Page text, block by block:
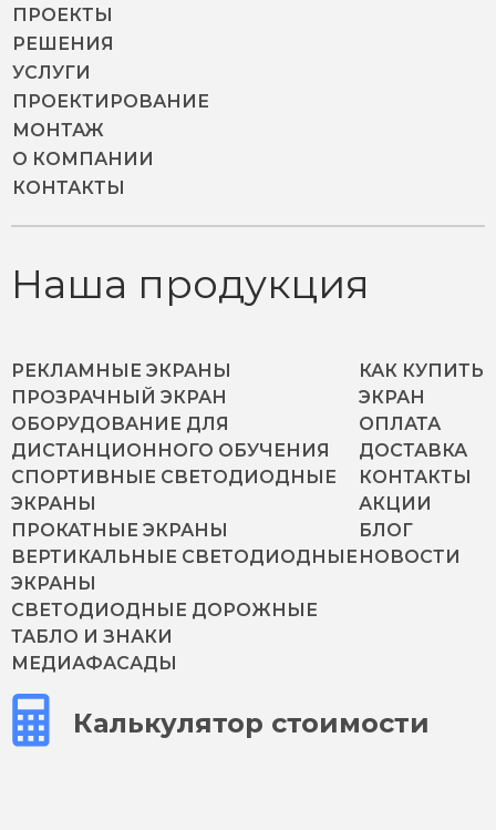
ПРОЕКТЫ
РЕШЕНИЯ
УСЛУГИ
ПРОЕКТИРОВАНИЕ
МОНТАЖ
О КОМПАНИИ
КОНТАКТЫ
Наша продукция
РЕКЛАМНЫЕ ЭКРАНЫ
ПРОЗРАЧНЫЙ ЭКРАН
ОБОРУДОВАНИЕ ДЛЯ
ДИСТАНЦИОННОГО ОБУЧЕНИЯ
СПОРТИВНЫЕ СВЕТОДИОДНЫЕ
ЭКРАНЫ
ПРОКАТНЫЕ ЭКРАНЫ
ВЕРТИКАЛЬНЫЕ СВЕТОДИОДНЫЕ
ЭКРАНЫ
СВЕТОДИОДНЫЕ ДОРОЖНЫЕ
ТАБЛО И ЗНАКИ
МЕДИАФАСАДЫ
КАК КУПИТЬ
ЭКРАН
ОПЛАТА
ДОСТАВКА
КОНТАКТЫ
АКЦИИ
БЛОГ
НОВОСТИ
Калькулятор стоимости